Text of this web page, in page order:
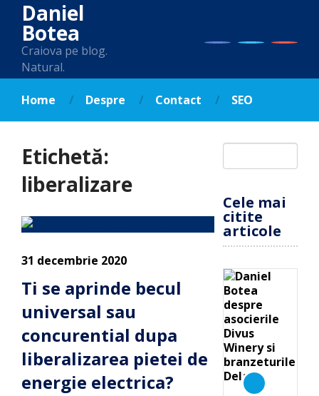
Daniel
Botea
Craiova pe blog.
Natural.
Home Despre Contact SEO
Etichetă:
liberalizare
31 decembrie 2020
Ti se aprinde becul
universal sau
concurential dupa
liberalizarea pietei de
energie electrica?
Cele mai
citite
articole